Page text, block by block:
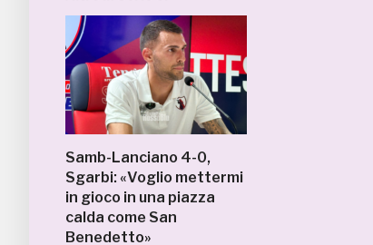
Samb-Lanciano 4-0,
Sgarbi: «Voglio mettermi
in gioco in una piazza
calda come San
Benedetto»